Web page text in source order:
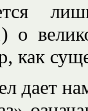
о
как
дает